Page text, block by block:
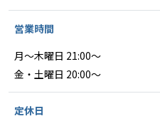
営業時間
月～木曜日 21:00～
金・土曜日 20:00～
定休日